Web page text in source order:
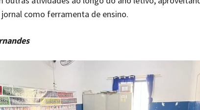
como ferramenta de ensino.